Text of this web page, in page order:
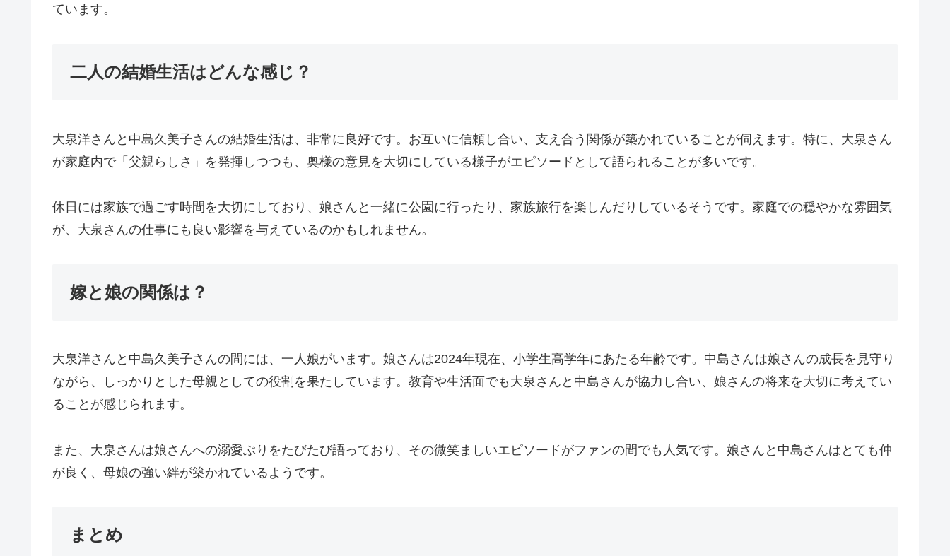
ています。
二人の結婚生活はどんな感じ？
大泉洋さんと中島久美子さんの結婚生活は、非常に良好です。お互いに信頼し合い、支え合う関係が築かれていることが伺えます。特に、大泉さん
が家庭内で「父親らしさ」を発揮しつつも、奥様の意見を大切にしている様子がエピソードとして語られることが多いです。
休日には家族で過ごす時間を大切にしており、娘さんと一緒に公園に行ったり、家族旅行を楽しんだりしているそうです。家庭での穏やかな雰囲気
が、大泉さんの仕事にも良い影響を与えているのかもしれません。
嫁と娘の関係は？
大泉洋さんと中島久美子さんの間には、一人娘がいます。娘さんは2024年現在、小学生高学年にあたる年齢です。中島さんは娘さんの成長を見守り
ながら、しっかりとした母親としての役割を果たしています。教育や生活面でも大泉さんと中島さんが協力し合い、娘さんの将来を大切に考えてい
ることが感じられます。
また、大泉さんは娘さんへの溺愛ぶりをたびたび語っており、その微笑ましいエピソードがファンの間でも人気です。娘さんと中島さんはとても仲
が良く、母娘の強い絆が築かれているようです。
まとめ